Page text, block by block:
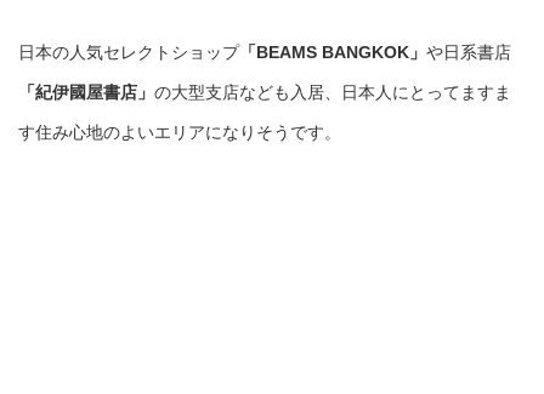
日本の人気セレクトショップ「BEAMS BANGKOK」 や日系書店
「紀伊國屋書店」 の大型支店なども入居、日本人にとってますま
す住み心地のよいエリアになりそうです。